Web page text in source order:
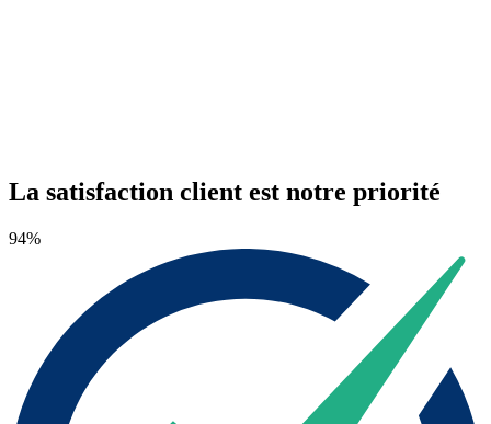
La satisfaction client est notre priorité
94%